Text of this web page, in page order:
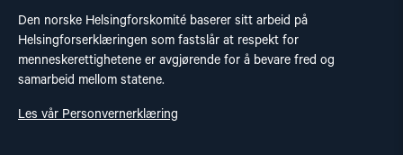
Den norske Helsingforskomité baserer sitt arbeid på
Helsingforserklæringen som fastslår at respekt for
menneskerettighetene er avgjørende for å bevare fred og
samarbeid mellom statene.
Les vår Personvernerklæring